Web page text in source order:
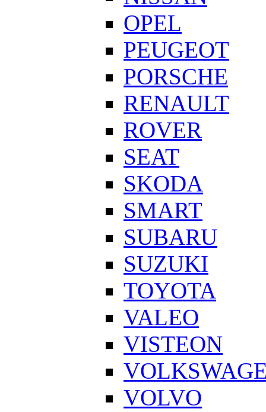
OPEL
PEUGEOT
PORSCHE
RENAULT
ROVER
SEAT
SKODA
SMART
SUBARU
SUZUKI
TOYOTA
VALEO
VISTEON
VOLVO